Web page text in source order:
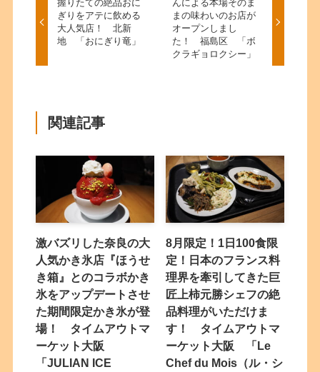
握りたての絶品おに
ぎりをアテに飲める
大人気店！ 北新
地 「おにぎり竜」
んによる本場そのま
まの味わいのお店が
オープンしまし
た！ 福島区 「ボ
クラギョロクシー」
関連記事
激バズリした奈良の大
人気かき氷店『ほうせ
き箱』とのコラボかき
氷をアップデートさせ
た期間限定かき氷が登
場！ タイムアウトマ
ーケット大阪
「JULIAN ICE
8月限定！1日100食限
定！日本のフランス料
理界を牽引してきた巨
匠上柿元勝シェフの絶
品料理がいただけま
す！ タイムアウトマ
ーケット大阪 「Le
Chef du Mois（ル・シ